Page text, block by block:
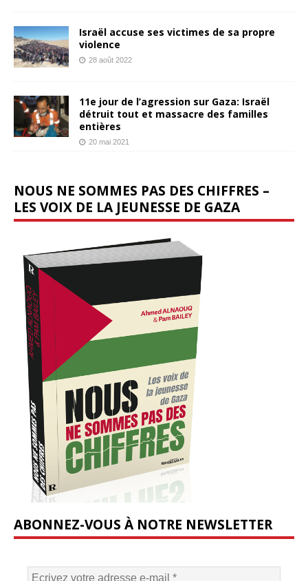
Israël accuse ses victimes de sa propre
violence
28 août 2022
11e jour de l’agression sur Gaza: Israël
détruit tout et massacre des familles
entières
20 mai 2021
NOUS NE SOMMES PAS DES CHIFFRES –
LES VOIX DE LA JEUNESSE DE GAZA
ABONNEZ-VOUS À NOTRE NEWSLETTER